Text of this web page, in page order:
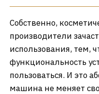
Собственно,
производители
использования, тем,
функциональность
пользоваться. И это
машина не меняет